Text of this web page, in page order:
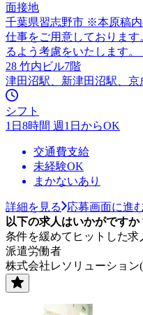
面接地
千葉県習志野市 ※本原稿
仕事をご用意しておりま
るよう考慮をいたします
28 竹内ビル7階
津田沼駅、新津田沼駅、京
シフト
1日8時間 週1日からOK
交通費支給
未経験OK
まかないあり
詳細を見る
応募画面に進
以下の求人はいかがですか
条件を緩めてヒットした
派遣労働者
株式会社レソリューション